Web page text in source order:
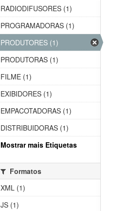
RADIODIFUSORES (1)
PROGRAMADORAS (1)
PRODUTORES (1)
PRODUTORAS (1)
FILME (1)
EXIBIDORES (1)
EMPACOTADORAS (1)
DISTRIBUIDORAS (1)
Mostrar mais Etiquetas
Formatos
XML (1)
JS (1)